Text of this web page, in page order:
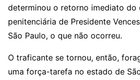
determinou o retorno imediato do
penitenciária de Presidente
São Paulo, o que não ocorreu.
O traficante se tornou, então,
uma força-tarefa no estado de